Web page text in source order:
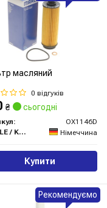
масляний
0 відгуків
₴ сьогодні
OX1146D
MAHLE / KNECHT
Німеччина
Купити
Рекомендуємо